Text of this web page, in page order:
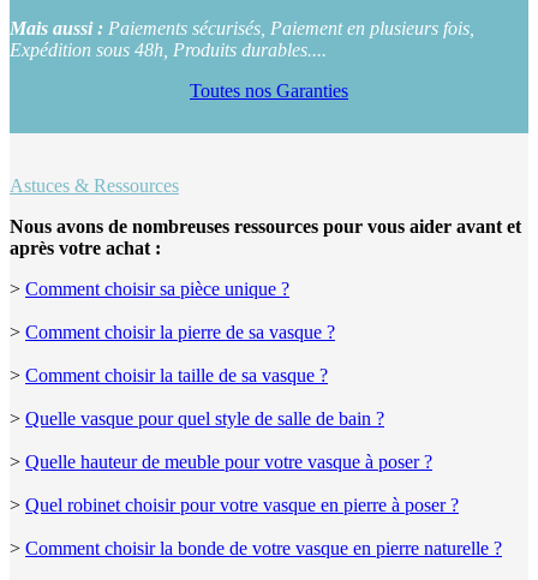
Mais aussi : Paiements sécurisés, Paiement en plusieurs fois,
Expédition sous 48h, Produits durables....
Toutes nos Garanties
Astuces & Ressources
Nous avons de nombreuses ressources pour vous aider avant et
après votre achat :
> Comment choisir sa pièce unique ?
> Comment choisir la pierre de sa vasque ?
> Comment choisir la taille de sa vasque ?
> Quelle vasque pour quel style de salle de bain ?
> Quelle hauteur de meuble pour votre vasque à poser ?
> Quel robinet choisir pour votre vasque en pierre à poser ?
> Comment choisir la bonde de votre vasque en pierre naturelle ?